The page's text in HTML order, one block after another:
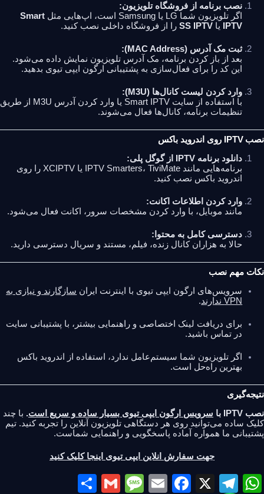
نصب برنامه از فروشگاه تلویزیون:
اگر تلویزیون شما LG یا Samsung است، اپ‌هایی مثل
Smart
IPTV
یا SS IPTVرا از فروشگاه داخلی نصب کنید.
ثبت مک آدرس (MAC Address):
بعد از باز کردن برنامه، مک آدرس تلویزیون نمایش داده می‌شود.
این کد را برای فعال‌سازی به پشتیبانی ارگون ایپی تیوی بدهید.
وارد کردن لیست کانال‌ها (M3U):
با استفاده از سایت Smart IPTV یا وارد کردن آدرس M3U از طریق
تنظیمات برنامه، کانال‌ها فعال می‌شوند.
نصب IPTV روی اندروید باکس
دانلود برنامه IPTV از گوگل پلی:
برنامه‌هایی مانند IPTV Smarters، TiviMate یا XCIPTV را روی
اندروید باکس نصب کنید.
وارد کردن اطلاعات اکانت:
مانند موبایل، با وارد کردن مشخصات سرور، اکانت فعال می‌شود.
دسترسی کامل به محتوا:
حالا به هزاران کانال زنده، فیلم، مستند و سریال دسترسی دارید.
نکات مهم نصب
سرویس‌های ارگون ایپی تیوی با اینترنت ایران سازگارند و نیازی به
VPN ندارند
.
برای دریافت لینک اختصاصی و راهنمایی بیشتر، با پشتیبانی سایت
در تماس باشید.
اگر تلویزیون شما سیستم‌عامل ندارد، استفاده از اندروید باکس
بهترین راه‌حل است.
نتیجه‌گیری
نصب IPTV با
سرویس ارگون ایپی تیوی بسیار ساده و سریع است. با چند
کلیک ساده می‌توانید روی هر دستگاهی تلویزیون آنلاین را تجربه کنید. تیم
پشتیبانی ما همواره آماده پاسخگویی و راهنمایی شماست.
جهت سفارش انلاین ایپی تیوی اینجا کلیک کنید
W
T
X
F
E
M
G